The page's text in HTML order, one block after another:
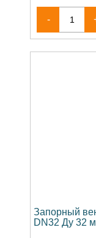
-
Запорный
DN32 Ду 32